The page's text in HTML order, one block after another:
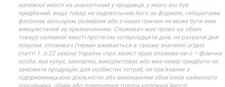
належної якості на аналогічний у продавця, у якого він був
придбаний, якщо товар не задовольнив його за формою, габаритами,
фасоном, кольором, розміром або з інших причин не може бути ним
використаний за призначенням. Споживач має право на обмін
товару належної якості протягом чотирнадцяти днів, не рахуючи дня
покупки. споживач (термін вживається в такому значенні згідно
статті 1. п.22 закону України «про захист прав споживачів») – фізична
особа, яка купує, замовляє, використовує або має намір придбати чи
замовити продукцію для особистих потреб, не пов’язаних з
підприємницькою діяльністю або виконанням обов’язків найманого
працівника. обмін або повернення товару належної якості